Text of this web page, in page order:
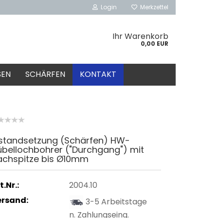
Login Merkzettel
Ihr Warenkorb
0,00 EUR
SCHÄRFEN KONTAKT
(Schärfen) HW-
("Durchgang") mit
bis Ø10mm
2004.10
3-5 Arbeitstage
n. Zahlungseing.